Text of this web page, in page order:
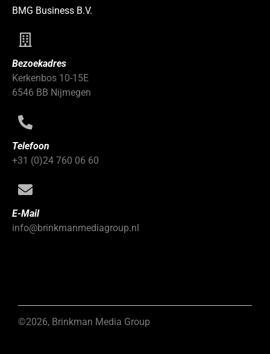
BMG Business B.V.
Bezoekadres
Kerkenbos 10-15E
6546 BB Nijmegen
Telefoon
+31 (0)24 760 06 60
E-Mail
info@brinkmanmediagroup.nl
©2026, Brinkman Media Group